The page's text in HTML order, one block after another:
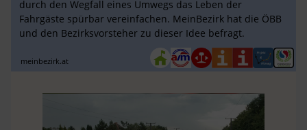
durch den Wegfall eines Umwegs das Leben der
Fahrgäste spürbar vereinfachen. MeinBezirk hat die ÖBB
und den Bezirksvorsteher zu dieser Idee befragt.
meinbezirk.at